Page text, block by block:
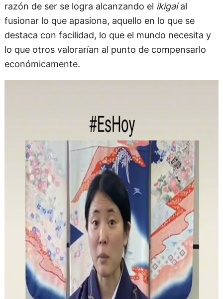
razón de ser se logra alcanzando el ikigaial
fusionar lo que apasiona, aquello en lo que se
destaca con facilidad, lo que el mundo necesita y
lo que otros valorarían al punto de compensarlo
económicamente.